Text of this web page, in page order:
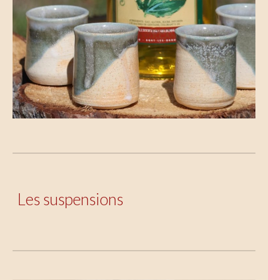
Les suspensions